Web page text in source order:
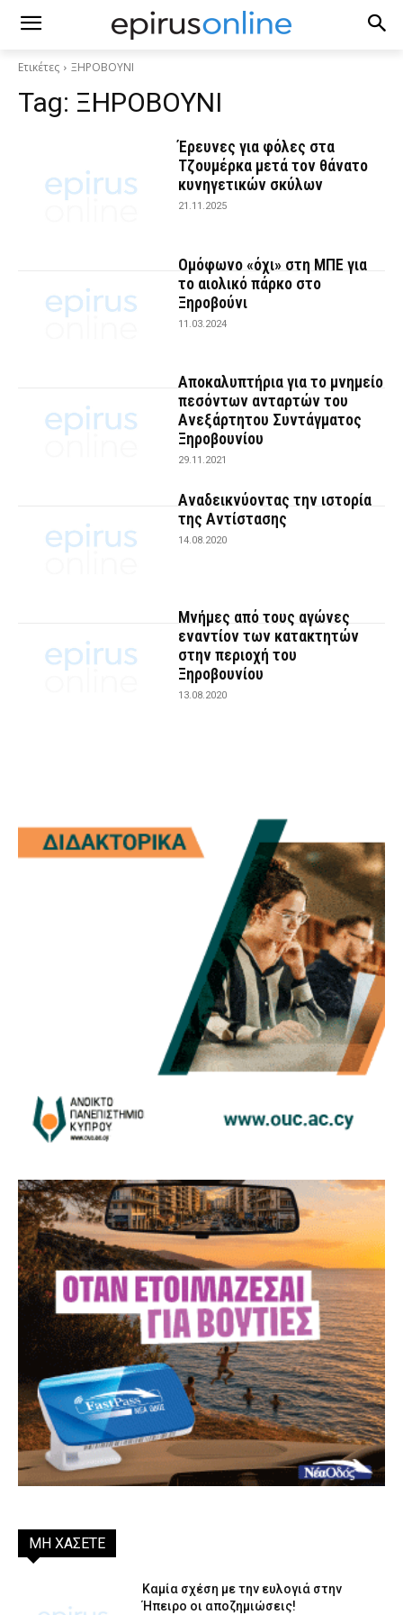
Ετικέτες ΞΗΡΟΒΟΥΝΙ
Tag: ΞΗΡΟΒΟΥΝΙ
Έρευνες για φόλες στα
Τζουμέρκα μετά τον θάνατο
κυνηγετικών σκύλων
21.11.2025
Ομόφωνο «όχι» στη ΜΠΕ για
το αιολικό πάρκο στο
Ξηροβούνι
11.03.2024
Αποκαλυπτήρια για το μνημείο
πεσόντων ανταρτών του
Ανεξάρτητου Συντάγματος
Ξηροβουνίου
29.11.2021
Αναδεικνύοντας την ιστορία
της Αντίστασης
14.08.2020
Μνήμες από τους αγώνες
εναντίον των κατακτητών
στην περιοχή του
Ξηροβουνίου
13.08.2020
ΜΗ ΧΑΣΕΤΕ
Καμία σχέση με την ευλογιά στην
Ήπειρο οι αποζημιώσεις!